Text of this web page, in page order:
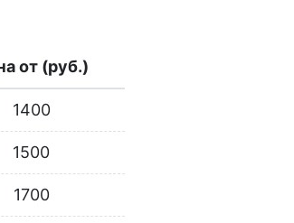
от (руб.)
1400
1500
1700